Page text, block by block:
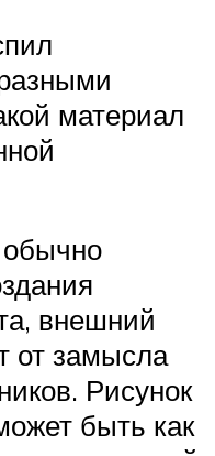
материал
внешний
от замысла
Рисунок
быть как